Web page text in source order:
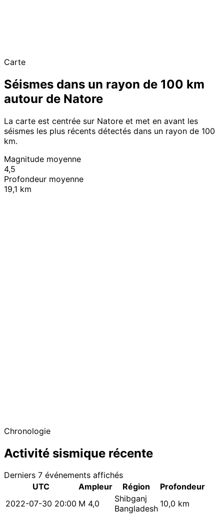
Carte
Séismes dans un rayon de 100 km
autour de Natore
La carte est centrée sur Natore et met en avant les
séismes les plus récents détectés dans un rayon de 100
km.
Magnitude moyenne
4,5
Profondeur moyenne
19,1 km
Chronologie
Activité sismique récente
Derniers 7 événements affichés
UTC
Ampleur Région
Profondeur
2022-07-30 20:00 M 4,0
Shibganj
Bangladesh 10,0 km